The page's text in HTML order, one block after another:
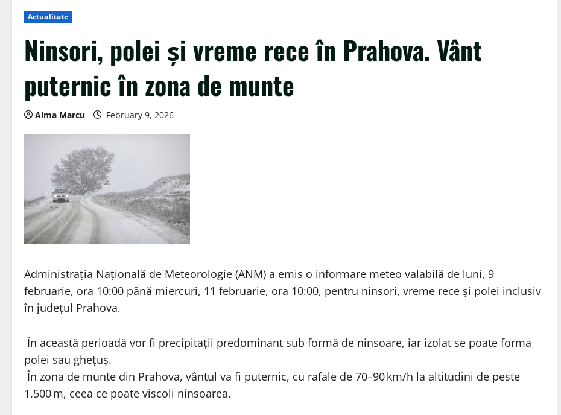
Actualitate
Ninsori, polei și vreme rece în Prahova. Vânt
puternic în zona de munte
Alma Marcu February 9, 2026
Administrația Națională de Meteorologie (ANM) a emis o informare meteo valabilă de luni, 9
februarie, ora 10:00 până miercuri, 11 februarie, ora 10:00, pentru ninsori, vreme rece și polei inclusiv
în județul Prahova.
În această perioadă vor fi precipitații predominant sub formă de ninsoare, iar izolat se poate forma
polei sau ghețuș.
În zona de munte din Prahova, vântul va fi puternic, cu rafale de 70–90 km/h la altitudini de peste
1.500 m, ceea ce poate viscoli ninsoarea.